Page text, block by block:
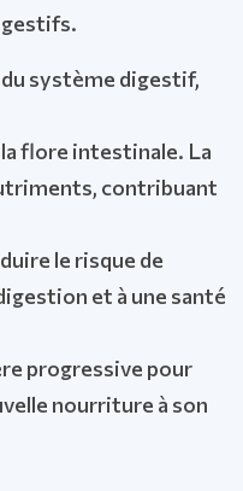
système digestif,
flore intestinale. La
contribuant
le risque de
et à une santé
progressive pour
nourriture à son